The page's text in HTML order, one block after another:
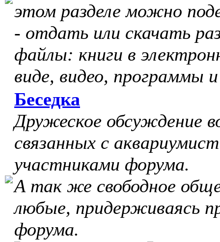
этом разделе можно
- отдать или скачать
файлы: книги в
виде, видео, программы
Беседка
Дружеское обсуждение
связанных с
участниками форума.
А так же свободное
любые, придерживаясь
форума.